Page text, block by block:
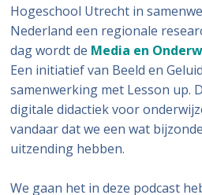
Hogeschool Utrecht in
Nederland een regionale
dag wordt de Media en
Een initiatief van Beeld en
samenwerking met Lesson up.
digitale didactiek voor
vandaar dat we een wat
uitzending hebben.
We gaan het in deze podcast